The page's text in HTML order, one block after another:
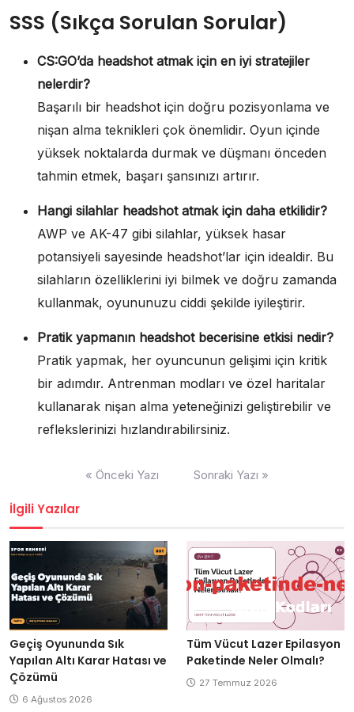
SSS (Sıkça Sorulan Sorular)
CS:GO’da headshot atmak için en iyi stratejiler
nelerdir?
Başarılı bir headshot için doğru pozisyonlama ve
nişan alma teknikleri çok önemlidir. Oyun içinde
yüksek noktalarda durmak ve düşmanı önceden
tahmin etmek, başarı şansınızı artırır.
Hangi silahlar headshot atmak için daha etkilidir?
AWP ve AK-47 gibi silahlar, yüksek hasar
potansiyeli sayesinde headshot’lar için idealdir. Bu
silahların özelliklerini iyi bilmek ve doğru zamanda
kullanmak, oyununuzu ciddi şekilde iyileştirir.
Pratik yapmanın headshot becerisine etkisi nedir?
Pratik yapmak, her oyuncunun gelişimi için kritik
bir adımdır. Antrenman modları ve özel haritalar
kullanarak nişan alma yeteneğinizi geliştirebilir ve
reflekslerinizi hızlandırabilirsiniz.
« Önceki Yazı Sonraki Yazı »
İlgili Yazılar
Geçiş Oyununda Sık
Yapılan Altı Karar Hatası ve
Çözümü
6 Ağustos 2026
Tüm Vücut Lazer Epilasyon
Paketinde Neler Olmalı?
27 Temmuz 2026